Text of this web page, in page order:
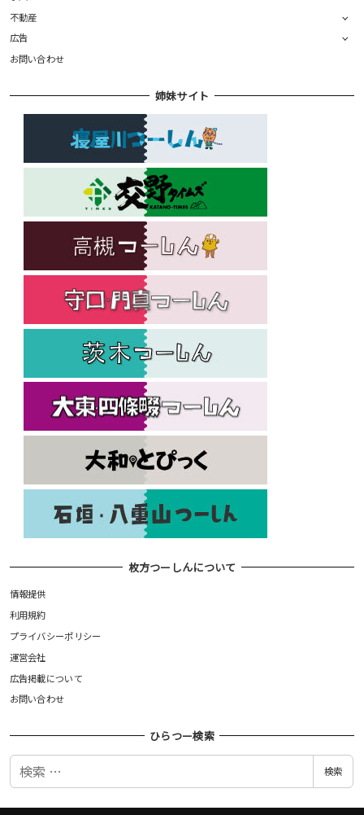
不動産
広告
お問い合わせ
姉妹サイト
枚方つーしんについて
情報提供
利用規約
プライバシーポリシー
運営会社
広告掲載について
お問い合わせ
ひらつー検索
検
検索